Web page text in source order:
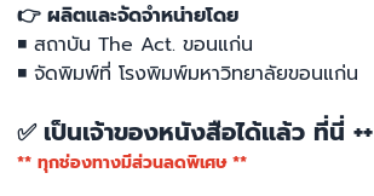
👉 ผลิตและจัดจำหน่ายโดย
◾ สถาบัน The Act. ขอนแก่น
◾ จัดพิมพ์ที่ โรงพิมพ์มหาวิทยาลัยขอนแก่น
✅ เป็นเจ้าของหนังสือได้แล้ว ที่นี่ ++
** ทุกช่องทางมีส่วนลดพิเศษ **